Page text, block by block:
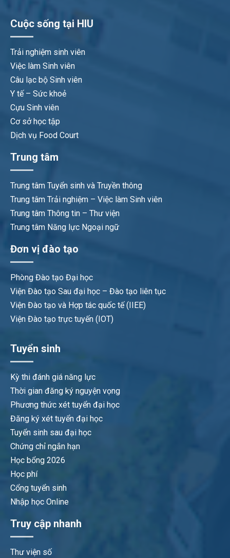
Cuộc sống tại HIU
Trải nghiệm sinh viên
Việc làm Sinh viên
Câu lạc bộ Sinh viên
Y tế – Sức khoẻ
Cựu Sinh viên
Cơ sở học tập
Dịch vụ Food Court
Trung tâm
Trung tâm Tuyển sinh và Truyền thông
Trung tâm Trải nghiệm – Việc làm Sinh viên
Trung tâm Thông tin – Thư viện
Trung tâm Năng lực Ngoại ngữ
Đơn vị đào tạo
Phòng Đào tạo Đại học
Viện Đào tạo Sau đại học – Đào tạo liên tục
Viện Đào tạo và Hợp tác quốc tế (IIEE)
Viện Đào tạo trực tuyến (IOT)
Tuyển sinh
Kỳ thi đánh giá năng lực
Thời gian đăng ký nguyện vọng
Phương thức xét tuyển đại học
Đăng ký xét tuyển đại học
Tuyển sinh sau đại học
Chứng chỉ ngắn hạn
Học bổng 2026
Học phí
Cổng tuyển sinh
Nhập học Online
Truy cập nhanh
Thư viện số